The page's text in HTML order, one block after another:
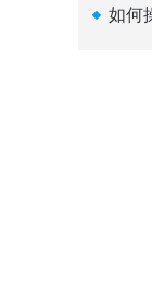
如何